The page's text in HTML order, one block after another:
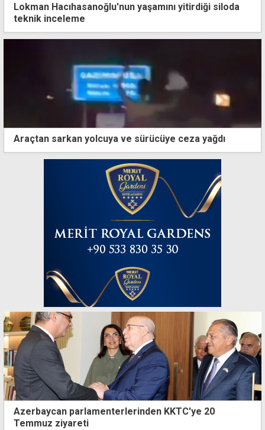
Lokman Hacıhasanoğlu'nun yaşamını yitirdiği siloda
teknik inceleme
Araçtan sarkan yolcuya ve sürücüye ceza yağdı
Azerbaycan parlamenterlerinden KKTC'ye 20
Temmuz ziyareti